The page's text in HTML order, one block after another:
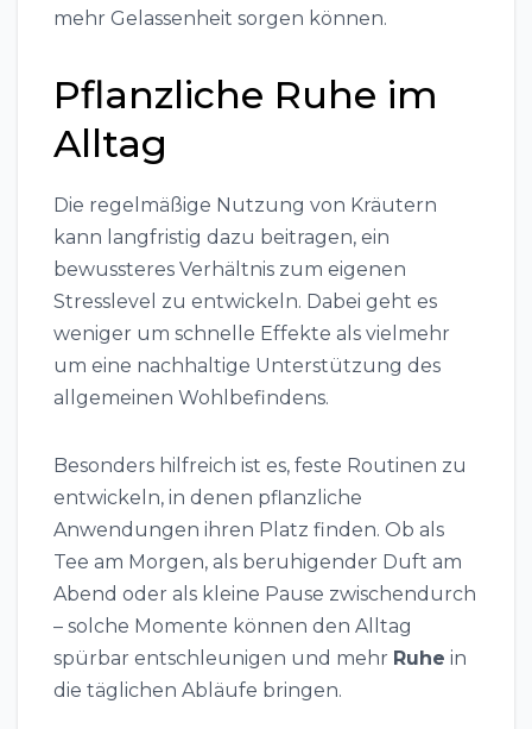
mehr Gelassenheit sorgen können.
Pflanzliche Ruhe im
Alltag
Die regelmäßige Nutzung von Kräutern
kann langfristig dazu beitragen, ein
bewussteres Verhältnis zum eigenen
Stresslevel zu entwickeln. Dabei geht es
weniger um schnelle Effekte als vielmehr
um eine nachhaltige Unterstützung des
allgemeinen Wohlbefindens.
Besonders hilfreich ist es, feste Routinen zu
entwickeln, in denen pflanzliche
Anwendungen ihren Platz finden. Ob als
Tee am Morgen, als beruhigender Duft am
Abend oder als kleine Pause zwischendurch
– solche Momente können den Alltag
spürbar entschleunigen und mehr Ruhe in
die täglichen Abläufe bringen.